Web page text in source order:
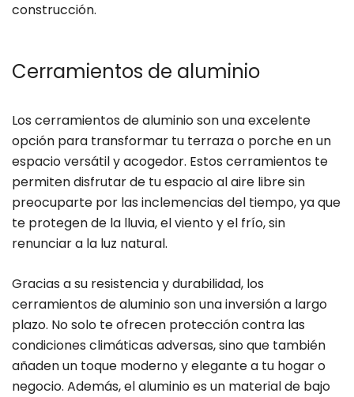
construcción.
Cerramientos de aluminio
Los cerramientos de aluminio son una excelente
opción para transformar tu terraza o porche en un
espacio versátil y acogedor. Estos cerramientos te
permiten disfrutar de tu espacio al aire libre sin
preocuparte por las inclemencias del tiempo, ya que
te protegen de la lluvia, el viento y el frío, sin
renunciar a la luz natural.
Gracias a su resistencia y durabilidad, los
cerramientos de aluminio son una inversión a largo
plazo. No solo te ofrecen protección contra las
condiciones climáticas adversas, sino que también
añaden un toque moderno y elegante a tu hogar o
negocio. Además, el aluminio es un material de bajo